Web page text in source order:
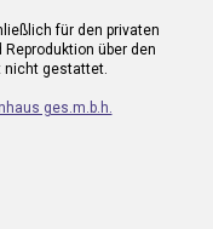
für den privaten
über den
nicht gestattet.
ges.m.b.h.